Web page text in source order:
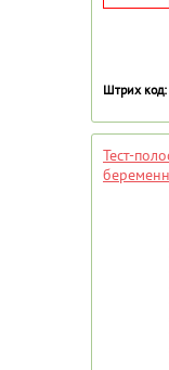
Штрих код:
Тест-